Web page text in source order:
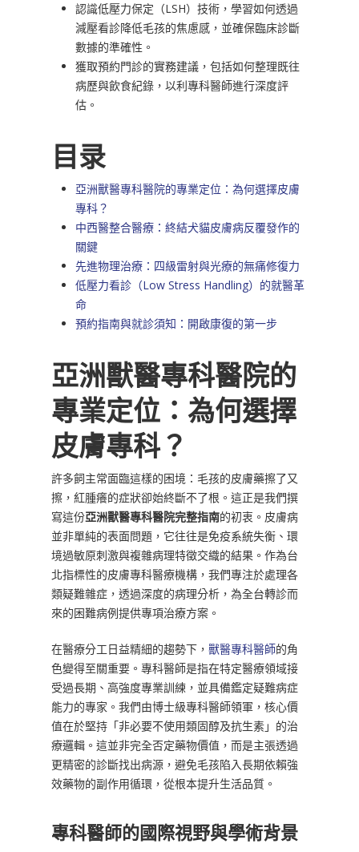
認識低壓力保定（LSH）技術，學習如何透過
減壓看診降低毛孩的焦慮感，並確保臨床診斷
數據的準確性。
獲取預約門診的實務建議，包括如何整理既往
病歷與飲食紀錄，以利專科醫師進行深度評
估。
目录
亞洲獸醫專科醫院的專業定位：為何選擇皮膚
專科？
中西醫整合醫療：終結犬貓皮膚病反覆發作的
關鍵
先進物理治療：四級雷射與光療的無痛修復力
低壓力看診（Low Stress Handling）的就醫革
命
預約指南與就診須知：開啟康復的第一步
亞洲獸醫專科醫院的
專業定位：為何選擇
皮膚專科？
許多飼主常面臨這樣的困境：毛孩的皮膚藥擦了又
擦，紅腫癢的症狀卻始終斷不了根。這正是我們撰
寫這份亞洲獸醫專科醫院完整指南的初衷。皮膚病
並非單純的表面問題，它往往是免疫系統失衡、環
境過敏原刺激與複雜病理特徵交織的結果。作為台
北指標性的皮膚專科醫療機構，我們專注於處理各
類疑難雜症，透過深度的病理分析，為全台轉診而
來的困難病例提供專項治療方案。
在醫療分工日益精細的趨勢下， 獸醫專科醫師的角
色變得至關重要。專科醫師是指在特定醫療領域接
受過長期、高強度專業訓練，並具備鑑定疑難病症
能力的專家。我們由博士級專科醫師領軍，核心價
值在於堅持「非必要不使用類固醇及抗生素」的治
療邏輯。這並非完全否定藥物價值，而是主張透過
更精密的診斷找出病源，避免毛孩陷入長期依賴強
效藥物的副作用循環，從根本提升生活品質。
專科醫師的國際視野與學術背景